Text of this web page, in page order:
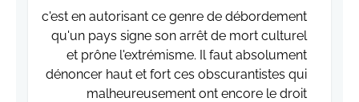
c'est en autorisant ce genre de débordement
qu'un pays signe son arrêt de mort culturel
et prône l'extrémisme. Il faut absolument
dénoncer haut et fort ces obscurantistes qui
malheureusement ont encore le droit